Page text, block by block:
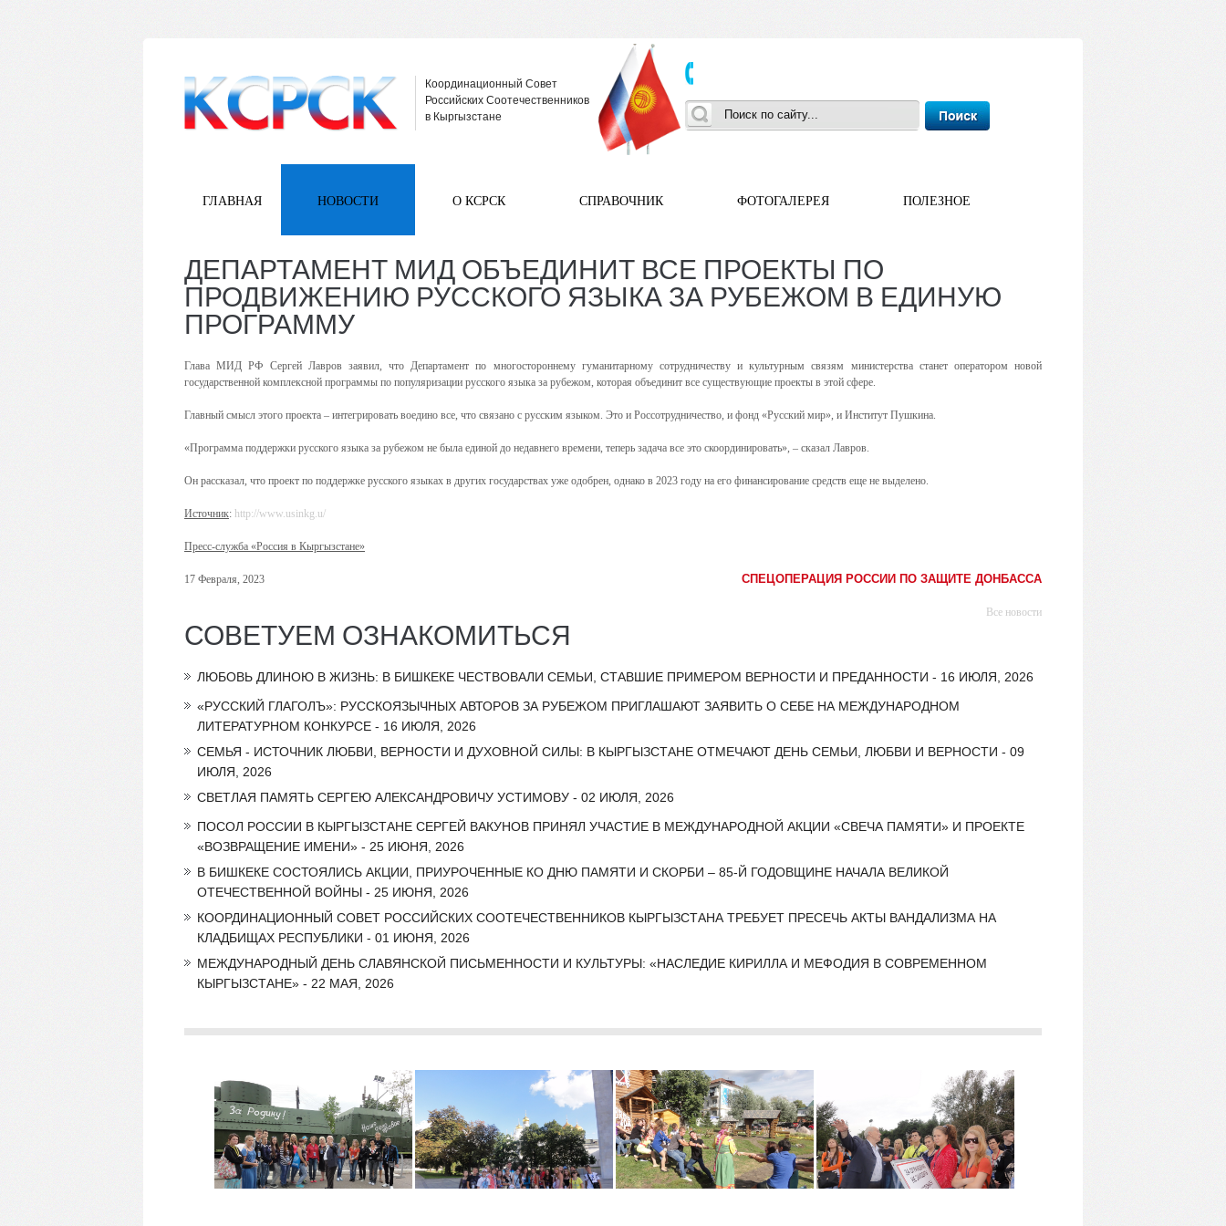
Координационный Совет
Российских Соотечественников
в Кыргызстане
ГЛАВНАЯ НОВОСТИ О КСРСК СПРАВОЧНИК ФОТОГАЛЕРЕЯ ПОЛЕЗНОЕ
ДЕПАРТАМЕНТ МИД ОБЪЕДИНИТ ВСЕ ПРОЕКТЫ ПО
ПРОДВИЖЕНИЮ РУССКОГО ЯЗЫКА ЗА РУБЕЖОМ В ЕДИНУЮ
ПРОГРАММУ
Глава МИД РФ Сергей Лавров заявил, что Департамент по многостороннему гуманитарному сотрудничеству и культурным связям министерства станет оператором новой
государственной комплексной программы по популяризации русского языка за рубежом, которая объединит все существующие проекты в этой сфере.
Главный смысл этого проекта – интегрировать воедино все, что связано с русским языком. Это и Россотрудничество, и фонд «Русский мир», и Институт Пушкина.
«Программа поддержки русского языка за рубежом не была единой до недавнего времени, теперь задача все это скоординировать», – сказал Лавров.
Он рассказал, что проект по поддержке русского языках в других государствах уже одобрен, однако в 2023 году на его финансирование средств еще не выделено.
Источник: http://www.usinkg.u/
Пресс-служба «Россия в Кыргызстане»
17 Февраля, 2023 СПЕЦОПЕРАЦИЯ РОССИИ ПО ЗАЩИТЕ ДОНБАССА
Все новости
СОВЕТУЕМ ОЗНАКОМИТЬСЯ
ЛЮБОВЬ ДЛИНОЮ В ЖИЗНЬ: В БИШКЕКЕ ЧЕСТВОВАЛИ СЕМЬИ, СТАВШИЕ ПРИМЕРОМ ВЕРНОСТИ И ПРЕДАННОСТИ - 16 ИЮЛЯ, 2026
«РУССКИЙ ГЛАГОЛЪ»: РУССКОЯЗЫЧНЫХ АВТОРОВ ЗА РУБЕЖОМ ПРИГЛАШАЮТ ЗАЯВИТЬ О СЕБЕ НА МЕЖДУНАРОДНОМ
ЛИТЕРАТУРНОМ КОНКУРСЕ - 16 ИЮЛЯ, 2026
СЕМЬЯ - ИСТОЧНИК ЛЮБВИ, ВЕРНОСТИ И ДУХОВНОЙ СИЛЫ: В КЫРГЫЗСТАНЕ ОТМЕЧАЮТ ДЕНЬ СЕМЬИ, ЛЮБВИ И ВЕРНОСТИ - 09
ИЮЛЯ, 2026
СВЕТЛАЯ ПАМЯТЬ СЕРГЕЮ АЛЕКСАНДРОВИЧУ УСТИМОВУ - 02 ИЮЛЯ, 2026
ПОСОЛ РОССИИ В КЫРГЫЗСТАНЕ СЕРГЕЙ ВАКУНОВ ПРИНЯЛ УЧАСТИЕ В МЕЖДУНАРОДНОЙ АКЦИИ «СВЕЧА ПАМЯТИ» И ПРОЕКТЕ
«ВОЗВРАЩЕНИЕ ИМЕНИ» - 25 ИЮНЯ, 2026
В БИШКЕКЕ СОСТОЯЛИСЬ АКЦИИ, ПРИУРОЧЕННЫЕ КО ДНЮ ПАМЯТИ И СКОРБИ – 85-Й ГОДОВЩИНЕ НАЧАЛА ВЕЛИКОЙ
ОТЕЧЕСТВЕННОЙ ВОЙНЫ - 25 ИЮНЯ, 2026
КООРДИНАЦИОННЫЙ СОВЕТ РОССИЙСКИХ СООТЕЧЕСТВЕННИКОВ КЫРГЫЗСТАНА ТРЕБУЕТ ПРЕСЕЧЬ АКТЫ ВАНДАЛИЗМА НА
КЛАДБИЩАХ РЕСПУБЛИКИ - 01 ИЮНЯ, 2026
МЕЖДУНАРОДНЫЙ ДЕНЬ СЛАВЯНСКОЙ ПИСЬМЕННОСТИ И КУЛЬТУРЫ: «НАСЛЕДИЕ КИРИЛЛА И МЕФОДИЯ В СОВРЕМЕННОМ
КЫРГЫЗСТАНЕ» - 22 МАЯ, 2026